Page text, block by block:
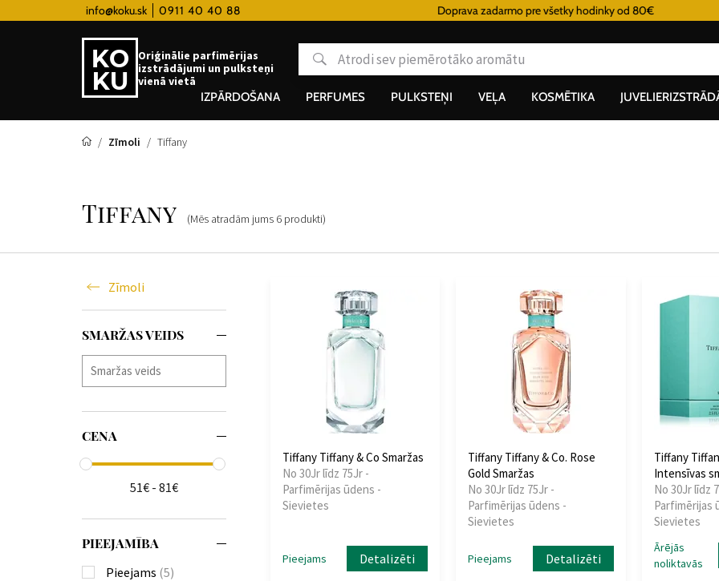
info@koku.sk 0911 40 40 88Lojalitātes programma Doprava zadarmo pre všetky hodinky od 80€
Oriģinālie parfimērijas
izstrādājumi un pulksteņi
vienā vietā
IZPĀRDOŠANA
PERFUMES PULKSTEŅI VEĻA KOSMĒTIKA
Zīmoli Tiffany
Tiffany (Mēs atradām jums 6 produkti)
Zīmoli
SMARŽAS VEIDS
CENA
51€ - 81€
PIEEJAMĪBA
Pieejams (5)
Tiffany Tiffany & Co Smaržas
No 30Jr līdz 75Jr -
Parfimērijas ūdens -
Sievietes
Pieejams Detalizēti
Tiffany Tiffany & Co. Rose
Gold Smaržas
No 30Jr līdz 75Jr -
Parfimērijas ūdens -
Sievietes
Pieejams Detalizēti
Tiffany
Intensīvas
No 30Jr līdz
Parfimērijas
Sievietes
Ārējās
noliktavās